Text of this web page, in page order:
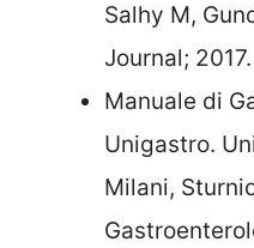
Salhy M,
Journal; 2017.
Manuale di
Unigastro.
Milani,